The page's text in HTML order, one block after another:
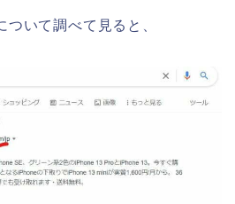
いて調べて見ると、